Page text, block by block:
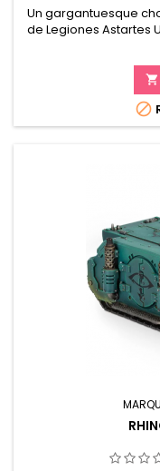
Un gargantuesque
de Legiones Astartes
écrase ses
Personnalisez votre

